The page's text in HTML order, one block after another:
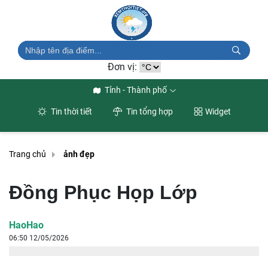
Đơn vị:
Tỉnh - Thành phố
Tin thời tiết Tin tổng hợp Widget
Trang chủ ảnh đẹp
Đồng Phục Họp Lớp
HaoHao
06:50 12/05/2026